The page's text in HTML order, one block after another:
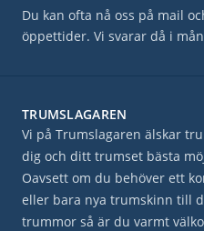
Du kan ofta nå oss på mail
öppettider. Vi svarar då i
TRUMSLAGAREN
Vi på Trumslagaren älskar
dig och ditt trumset bästa
Oavsett om du behöver ett
eller bara nya trumskinn till
trummor så är du varmt